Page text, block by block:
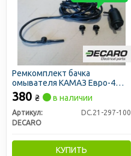
Ремкомплект бачка
омывателя КАМАЗ Евро-4
(DECARO)
380 ₴ в наличии
Артикул:
DC.21-297-100
DECARO
КУПИТЬ